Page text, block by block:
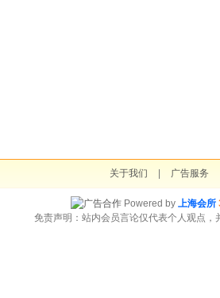
关于我们 广告服务
Powered by 上海会所
免责声明：站内会员言论仅代表个人观点